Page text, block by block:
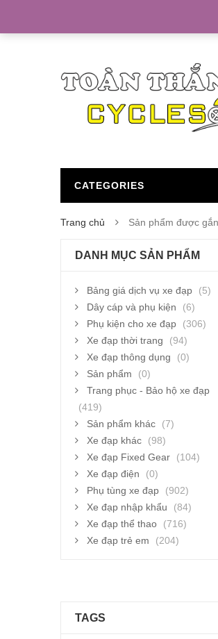
CATEGORIES
Trang chủ Sản phẩm được
DANH MỤC SẢN PHẨM
Bảng giá dịch vụ xe đạp
(5)
Dây cáp và phụ kiện
(6)
Phụ kiện cho xe đạp
(306)
Xe đạp thời trang
(94)
Xe đạp thông dụng
(0)
Sản phẩm
(0)
Trang phục - Bảo hộ xe đạp
(419)
Sản phẩm khác
(7)
Xe đạp khác
(98)
Xe đạp Fixed Gear
(104)
Xe đạp điện
(0)
Phụ tùng xe đạp
(902)
Xe đạp nhập khẩu
(84)
Xe đạp thể thao
(716)
Xe đạp trẻ em
(204)
TAGS